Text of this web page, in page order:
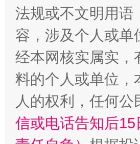
一颗心始终滚烫
法规或不文明用语
容，涉及个人或单
经本网核实属实，
料的个人或单位，
人的权利，任何
信或电话告知后